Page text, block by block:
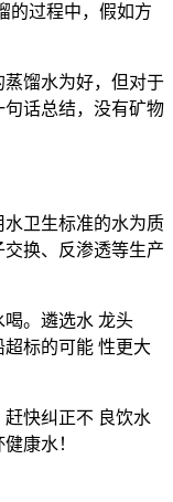
的过程中，假如方
馏水为好，但对于
话总结，没有矿物
卫生标准的水为质
换、反渗透等生产
。遴选水 龙头
标的可能 性更大
快纠正不 良饮水
康水！